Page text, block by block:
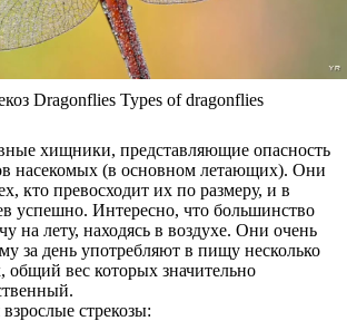
Dragonflies Types of dragonflies
хищники, представляющие опасность
насекомых (в основном летающих). Они
кто превосходит их по размеру, и в
успешно. Интересно, что большинство
на лету, находясь в воздухе. Они очень
за день употребляют в пищу несколько
общий вес которых значительно
стрекозы: